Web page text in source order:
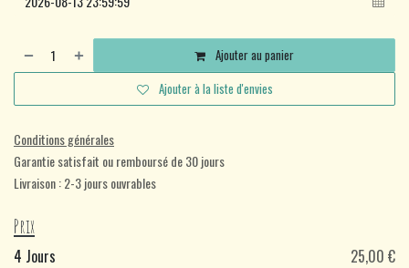
Ajouter au panier
Ajouter à la liste d'envies
Conditions générales
Garantie satisfait ou remboursé de 30 jours
Livraison : 2-3 jours ouvrables
Prix
4 Jours 25,00 €